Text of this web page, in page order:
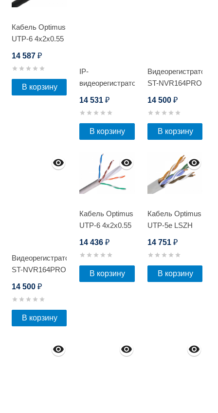
Кабель Optimus
UTP-6 4x2x0.55
14 587 ₽
В корзину
IP-
видеорегистратор
14 531₽
В корзину
Видеорегистратор
ST-NVR164PRO
14 500 ₽
В корзину
Видеорегистратор
ST-NVR164PRO
14 500 ₽
В корзину
Кабель Optimus
UTP-6 4x2x0.55
14 436₽
В корзину
Кабель Optimus
UTP-5e LSZH
14 751 ₽
В корзину